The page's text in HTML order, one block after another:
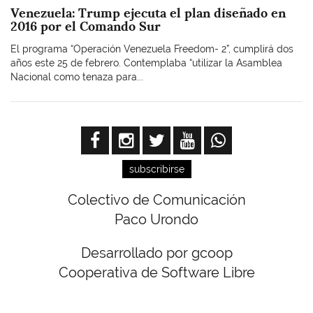
Venezuela: Trump ejecuta el plan diseñado en
2016 por el Comando Sur
El programa “Operación Venezuela Freedom- 2”, cumplirá dos
años este 25 de febrero. Contemplaba “utilizar la Asamblea
Nacional como tenaza para...
subscribirse
Colectivo de Comunicación
Paco Urondo
Desarrollado por gcoop
Cooperativa de Software Libre